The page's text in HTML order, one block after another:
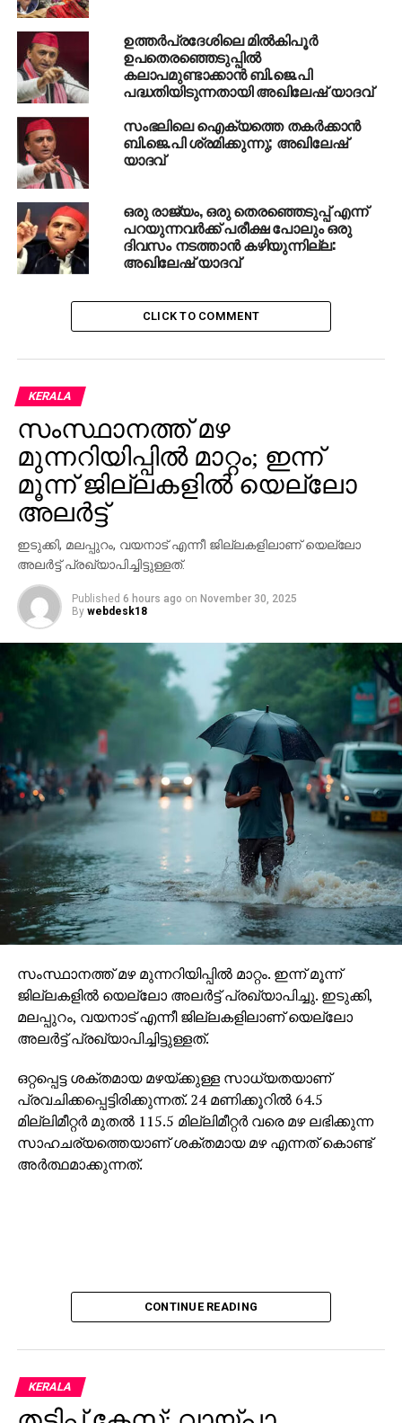
ഉത്തര്‍പ്രദേശിലെ മില്‍കിപൂര്‍
ഉപതെരഞ്ഞെടുപ്പില്‍
കലാപമുണ്ടാക്കാന്‍ ബി.ജെ.പി
പദ്ധതിയിടുന്നതായി അഖിലേഷ് യാദവ്‌
സംഭലിലെ ഐക്യത്തെ തകര്‍ക്കാന്‍
ബി.ജെ.പി ശ്രമിക്കുന്നു; അഖിലേഷ്
യാദവ്
ഒരു രാജ്യം, ഒരു തെരഞ്ഞെടുപ്പ് എന്ന്
പറയുന്നവർക്ക് പരീക്ഷ പോലും ഒരു
ദിവസം നടത്താൻ കഴിയുന്നില്ല:
അഖിലേഷ് യാദവ്
CLICK TO COMMENT
KERALA
സംസ്ഥാനത്ത് മഴ
മുന്നറിയിപ്പില്‍ മാറ്റം; ഇന്ന്
മൂന്ന് ജില്ലകളില്‍ യെല്ലോ
അലര്‍ട്ട്
ഇടുക്കി, മലപ്പുറം, വയനാട് എന്നീ ജില്ലകളിലാണ് യെല്ലോ
അലര്‍ട്ട് പ്രഖ്യാപിച്ചിട്ടുള്ളത്.
Published 6 hours ago on November 30, 2025
By webdesk18
സംസ്ഥാനത്ത് മഴ മുന്നറിയിപ്പില്‍ മാറ്റം. ഇന്ന് മൂന്ന്
ജില്ലകളില്‍ യെല്ലോ അലര്‍ട്ട് പ്രഖ്യാപിച്ചു. ഇടുക്കി,
മലപ്പുറം, വയനാട് എന്നീ ജില്ലകളിലാണ് യെല്ലോ
അലര്‍ട്ട് പ്രഖ്യാപിച്ചിട്ടുള്ളത്.
ഒറ്റപ്പെട്ട ശക്തമായ മഴയ്ക്കുള്ള സാധ്യതയാണ്
പ്രവചിക്കപ്പെട്ടിരിക്കുന്നത്. 24 മണിക്കൂറില്‍ 64.5
മില്ലിമീറ്റര്‍ മുതല്‍ 115.5 മില്ലിമീറ്റര്‍ വരെ മഴ ലഭിക്കുന്ന
സാഹചര്യത്തെയാണ് ശക്തമായ മഴ എന്നത് കൊണ്ട്
അര്‍ത്ഥമാക്കുന്നത്.
CONTINUE READING
KERALA